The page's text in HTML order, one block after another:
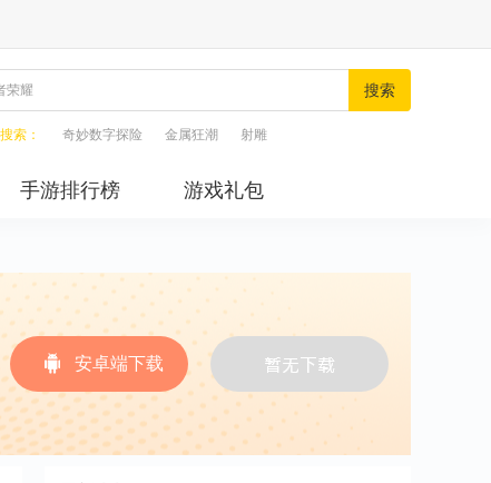
搜索
索： 奇妙数字探险 金属狂潮 射雕
手游排行榜 游戏礼包
安卓端下载